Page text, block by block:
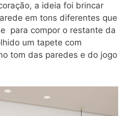
a ideia foi brincar
em tons diferentes que
para compor o restante da
um tapete com
tom das paredes e do jogo